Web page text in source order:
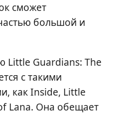
сможет
большой и
Little Guardians: The
с такими
как Inside, Little
Lana. Она обещает